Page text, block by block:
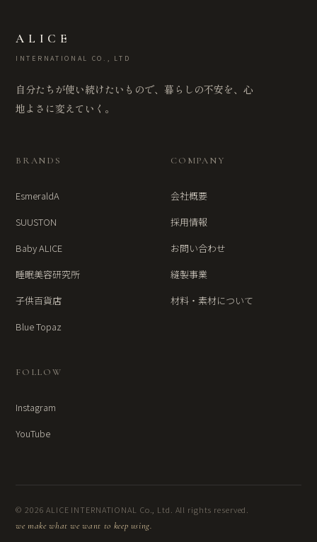
ALICE
INTERNATIONAL CO., LTD
自分たちが使い続けたいもので、暮らしの不安を、心
地よさに変えていく。
BRANDS
EsmeraldA
SUUSTON
Baby ALICE
睡眠美容研究所
子供百貨店
Blue Topaz
COMPANY
会社概要
採用情報
お問い合わせ
縫製事業
材料・素材について
FOLLOW
Instagram
YouTube
© 2026 ALICE INTERNATIONAL Co., Ltd. All rights reserved.
we make what we want to keep using.